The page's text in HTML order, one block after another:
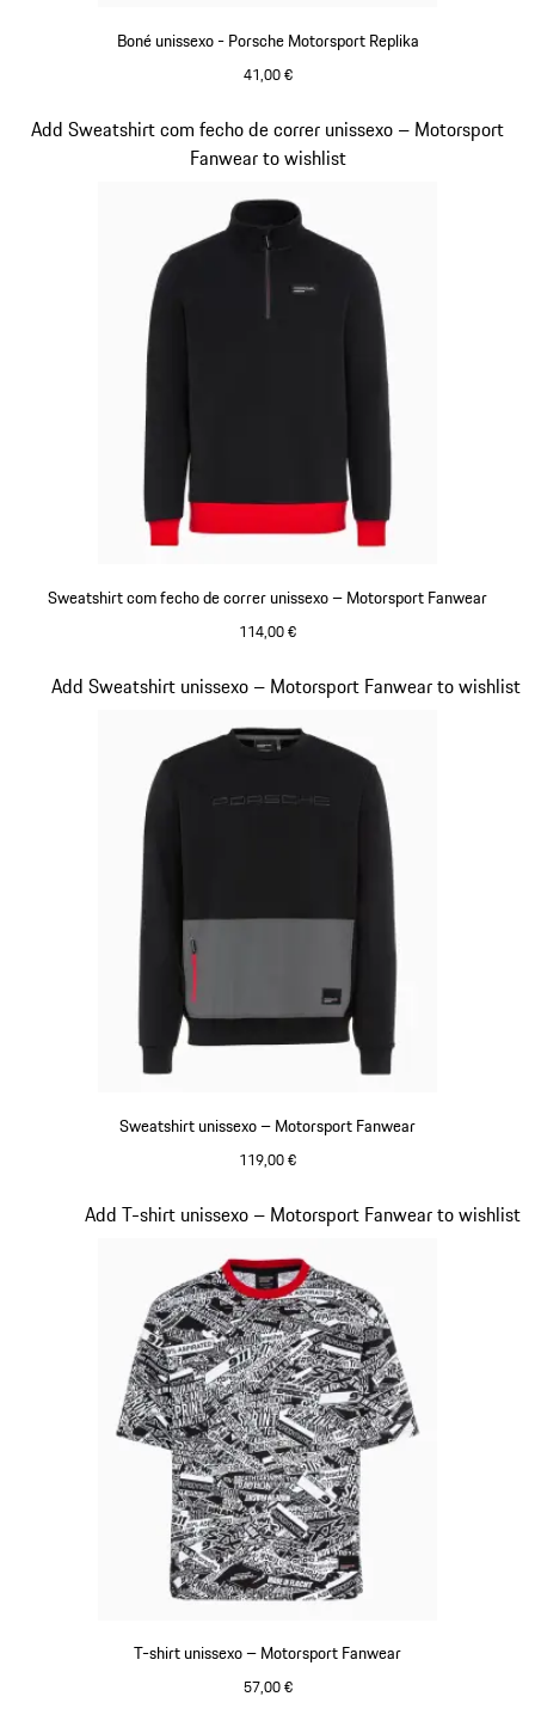
Boné unissexo - Porsche Motorsport Replika
41,00 €
Sweatshirt com fecho de correr unissexo – Motorsport Fanwear
114,00 €
Add Sweatshirt com fecho de correr unissexo – Motorsport
Fanwear to wishlist
Diapositivo 13 de 20
Sweatshirt unissexo – Motorsport Fanwear
119,00 €
Add Sweatshirt unissexo – Motorsport Fanwear to wishlist
Diapositivo 14 de 20
T-shirt unissexo – Motorsport Fanwear
57,00 €
Add T-shirt unissexo – Motorsport Fanwear to wishlist
Diapositivo 15 de 20